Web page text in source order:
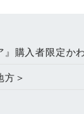
定かわいすぎるキャラス
方＞